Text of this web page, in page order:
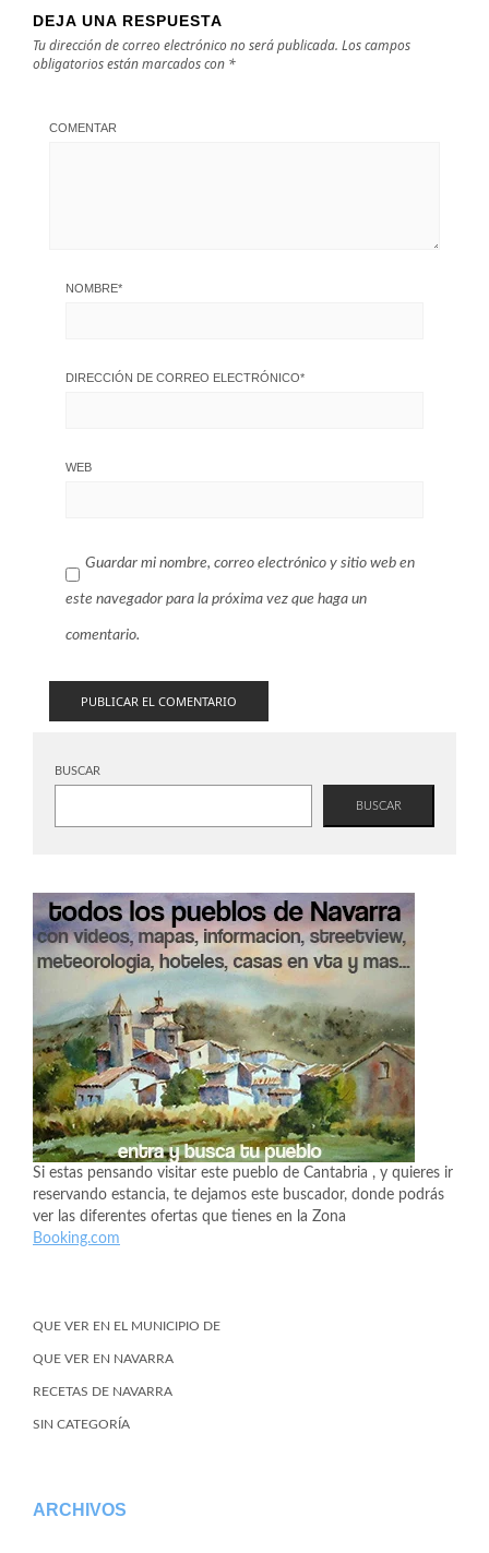
DEJA UNA RESPUESTA
Tu dirección de correo electrónico no será publicada. Los campos
obligatorios están marcados con *
COMENTAR
NOMBRE*
DIRECCIÓN DE CORREO ELECTRÓNICO*
WEB
Guardar mi nombre, correo electrónico y sitio web en
este navegador para la próxima vez que haga un
comentario.
BUSCAR
BUSCAR
Si estas pensando visitar este pueblo de Cantabria , y quieres ir
reservando estancia, te dejamos este buscador, donde podrás
ver las diferentes ofertas que tienes en la Zona
Booking.com
QUE VER EN EL MUNICIPIO DE
QUE VER EN NAVARRA
RECETAS DE NAVARRA
SIN CATEGORÍA
ARCHIVOS